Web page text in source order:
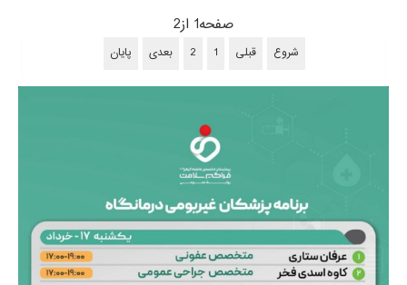
صفحه1 از2
شروع قبلی بعدی پایان